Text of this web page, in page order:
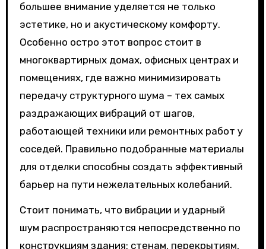
большее внимание уделяется не только
эстетике, но и акустическому комфорту.
Особенно остро этот вопрос стоит в
многоквартирных домах, офисных центрах и
помещениях, где важно минимизировать
передачу структурного шума – тех самых
раздражающих вибраций от шагов,
работающей техники или ремонтных работ у
соседей. Правильно подобранные материалы
для отделки способны создать эффективный
барьер на пути нежелательных колебаний.
Стоит понимать, что вибрации и ударный
шум распространяются непосредственно по
конструкциям здания: стенам, перекрытиям,